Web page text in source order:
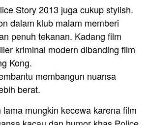
Story 2013 juga cukup stylish.
dalam klub malam memberi
penuh tekanan. Kadang film
kriminal modern dibanding film
Kong.
membangun nuansa
berat.
mungkin kecewa karena film